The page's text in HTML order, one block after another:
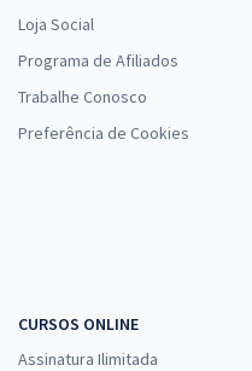
Loja Social
Programa de Afiliados
Trabalhe Conosco
Preferência de Cookies
CURSOS ONLINE
Assinatura Ilimitada